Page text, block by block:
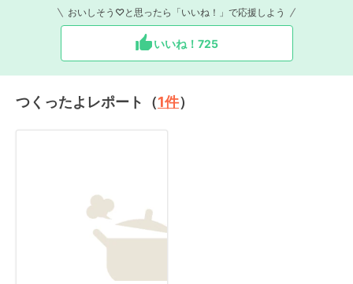
おいしそう♡と思ったら「いいね！」で応援しよう
いいね！ 725
つくったよレポート（1件）